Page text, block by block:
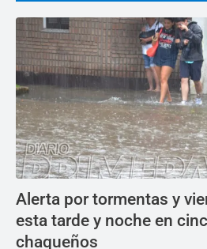
Alerta por tormentas y
esta tarde y noche en
chaqueños